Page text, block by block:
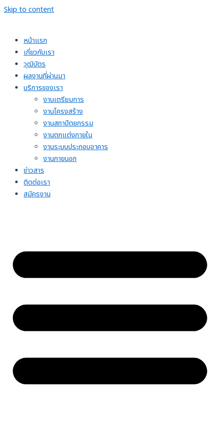
Skip to content
หน้าแรก
เกี่ยวกับเรา
วุฒิบัตร
ผลงานที่ผ่านมา
บริการของเรา
งานเตรียมการ
งานโครงสร้าง
งานสถาปัตยกรรม
งานตกแต่งภายใน
งานระบบประกอบอาคาร
งานภายนอก
ข่าวสาร
ติดต่อเรา
สมัครงาน